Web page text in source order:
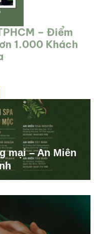
– Điểm
1.000 Khách
mại – An Miên